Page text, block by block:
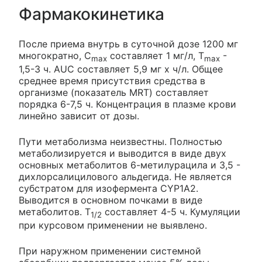
Фармакокинетика
После приема внутрь в суточной дозе 1200 мг
многократно, Сmax составляет 1 мг/л, Tmax -
1,5-3 ч. AUC составляет 5,9 мг х ч/л. Общее
среднее время присутствия средства в
организме (показатель MRT) составляет
порядка 6-7,5 ч. Концентрация в плазме крови
линейно зависит от дозы.
Пути метаболизма неизвестны. Полностью
метаболизируется и выводится в виде двух
основных метаболитов 6-метилурацила и 3,5 -
дихлорсалицилового альдегида. Не является
субстратом для изофермента CYP1A2.
Выводится в основном почками в виде
метаболитов. Т1/2 составляет 4-5 ч. Кумуляции
при курсовом применении не выявлено.
При наружном применении системной